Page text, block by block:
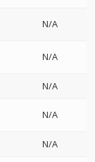
N/A
N/A
N/A
N/A
N/A